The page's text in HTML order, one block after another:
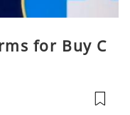
for Buy C